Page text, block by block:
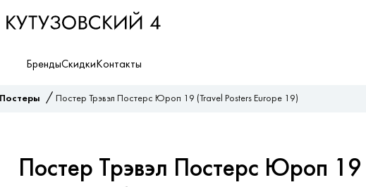
БрендыСкидки Контакты
Постеры / Постер Трэвэл Постерс Юроп 19 (Travel Posters Europe 19)
Постер Трэвэл Постерс Юроп 19